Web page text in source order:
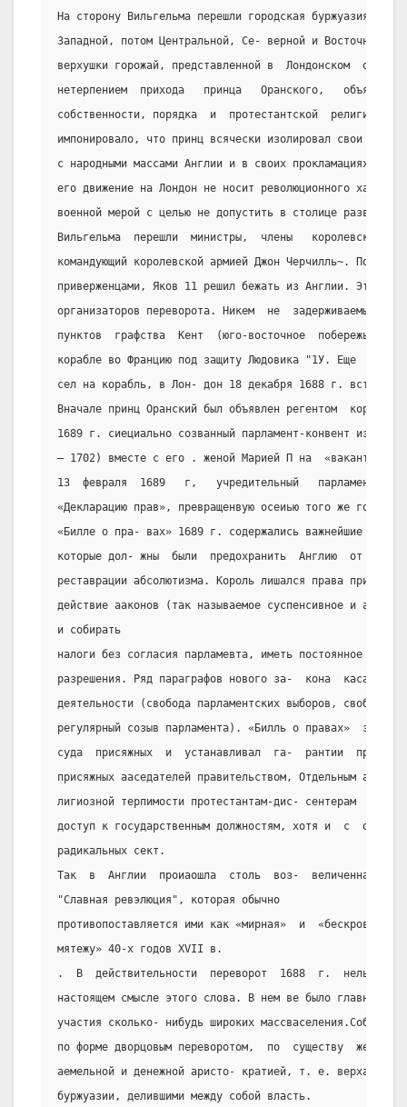
На сторону Вильгельма перешли городская буржуазия и
Западной, потом Центральной, Се- верной и Восточной
верхушки горожай, представленной в  Лондонском
нетерпением  прихода   принца   Оранского,
собственности, порядка  и  протестантской  религии.
импонировало, что принц всячески изолировал свои
с народными массами Англии и в своих прокламациях
его движение на Лондон не носит революционного
военной мерой с целью не допустить в столице развития
Вильгельма  перешли  министры,  члены   королевской
командующий королевской армией Джон Черчилль~.
приверженцами, Яков 11 решил бежать из Англии. Это
организаторов переворота. Никем  не  задерживаемый,
пунктов  графства  Кент  (юго-восточное  побережье),
корабле во Францию под защиту Людовика "1У. Еще
сел на корабль, в Лон- дон 18 декабря 1688 г. вступил
Вначале принц Оранский был объявлен регентом
1689 г. сиециально созванный парламент-конвент избрал
– 1702) вместе с его . женой Марией П на  «вакантный»
13  февраля  1689   г,   учредительный   парламент-
«Декларацию прав», превращенвую осеиью того же года
«Билле о пра- вах» 1689 г. содержались важнейшие
которые дол- жны  были  предохранить  Англию  от
реставрации абсолютизма. Король лишался права
действие ааконов (так называемое суспенсивное и
и собирать
налоги без согласия парламевта, иметь постоянное
разрешения. Ряд параграфов нового за-  кона  касался
деятельности (свобода парламентских выборов, свобода
регулярный созыв парламента). «Билль о правах»
суда  присяжных  и  устанавливал  га-  рантии  против
присяжных ааседателей правительством, Отдельным
лигиозной терпимости протестантам-дис- сентерам
доступ к государственным должностям, хотя и  с
радикальных сект.
Так  в  Англии  проиаошла  столь  воз-  величенная
"Славная ревэлюция", которая обычно
противопоставляется ими как «мирная»  и  «бескровная
мятежу» 40-х годов XVII в.
.  В  действительности  переворот  1688  г.  нельзя
настоящем смысле этого слова. В нем ве было главного
участия сколько- нибудь широких
по форме дворцовым переворотом,  по  существу  же  –
аемельной и денежной аристо- кратией, т. е. верхами
буржуазии, делившими между собой власть.